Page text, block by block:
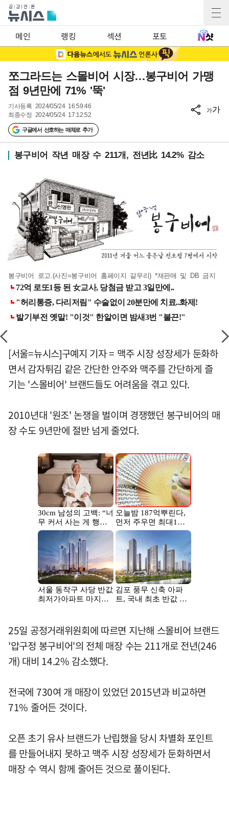
메인 랭킹 섹션 포토
쪼그라드는 스몰비어 시장…봉구비어 가맹
점 9년만에 71% '뚝'
기사등록 2024/05/24 16:59:46
최종수정 2024/05/24 17:12:52
구글에서 선호하는 매체로 추가
가가
봉구비어 작년 매장 수 211개, 전년比 14.2% 감소
봉구비어 로고.(사진=봉구비어 홈페이지 갈무리) *재판매 및 DB 금지
[서울=뉴시스]구예지 기자 = 맥주 시장 성장세가 둔화하
면서 감자튀김 같은 간단한 안주와 맥주를 간단하게 즐
기는 '스몰비어' 브랜드들도 어려움을 겪고 있다.
2010년대 '원조' 논쟁을 벌이며 경쟁했던 봉구비어의 매
장 수도 9년만에 절반 넘게 줄었다.
25일 공정거래위원회에 따르면 지난해 스몰비어 브랜드
'압구정 봉구비어'의 전체 매장 수는 211개로 전년(246
개) 대비 14.2% 감소했다.
전국에 730여 개 매장이 있었던 2015년과 비교하면
71% 줄어든 것이다.
오픈 초기 유사 브랜드가 난립했을 당시 차별화 포인트
를 만들어내지 못하고 맥주 시장 성장세가 둔화하면서
매장 수 역시 함께 줄어든 것으로 풀이된다.